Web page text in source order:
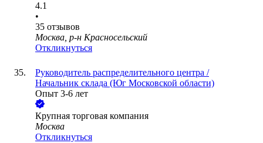
4.1
•
35 отзывов
Москва, р-н Красносельский
Откликнуться
Руководитель распределительного центра /
Начальник склада (Юг Московской области)
Опыт 3-6 лет
Крупная торговая компания
Москва
Откликнуться